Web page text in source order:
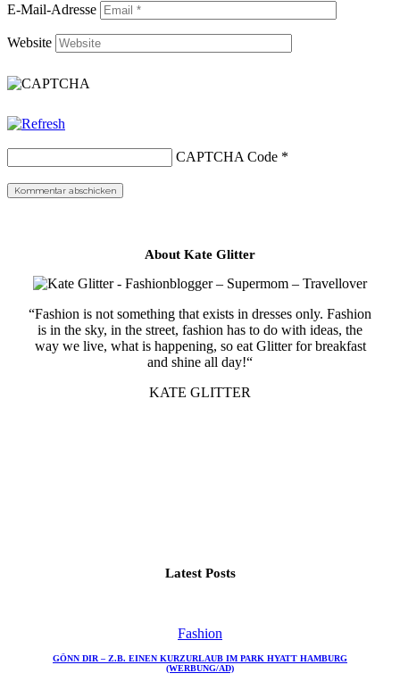
E-Mail-Adresse
Website
CAPTCHA Code *
About Kate Glitter
“Fashion is not something that exists in dresses only. Fashion
is in the sky, in the street, fashion has to do with ideas, the
way we live, what is happening, so eat Glitter for breakfast
and shine all day!“
KATE GLITTER
Latest Posts
Fashion
GÖNN DIR – Z.B. EINEN KURZURLAUB IM PARK HYATT HAMBURG
(WERBUNG/AD)